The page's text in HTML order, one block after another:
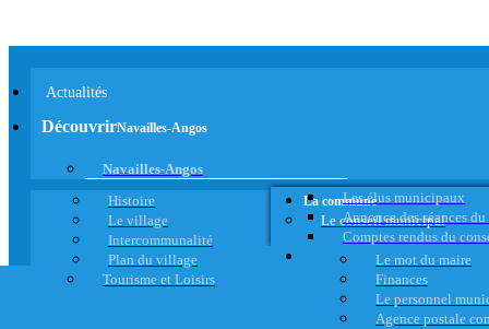
Actualités
DécouvrirNavailles-Angos
Navailles-Angos
Histoire
Le village
Intercommunalité
Plan du village
Tourisme et Loisirs
La commune
Le conseil municipal
Les élus municipaux
Annonce des séances
Comptes rendus du
Le mot du maire
Finances
Le personnel
Agence postale